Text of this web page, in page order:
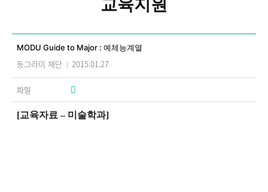
MODU Guide to Major : 예체능계열
동그라미 재단 2015.01.27
파일
[교육자료 – 미술학과]